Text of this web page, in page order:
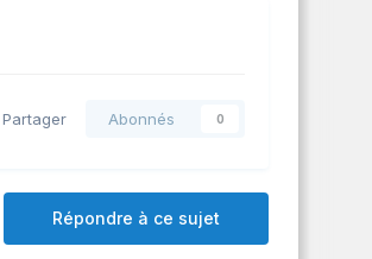
Partager Abonnés 0
Répondre à ce sujet